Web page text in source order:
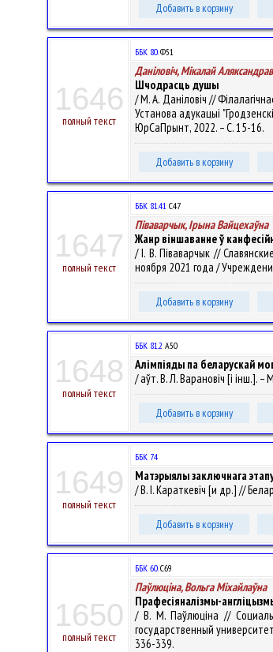
Добавить в корзину
1646
полный текст
ББК 80.Ф51
Даніловіч, Мікалай
Шчодрасць душы
/ М. А. Даніловіч //
Установа адукацыі
ЮрСаПрынт, 2022. – С. 15-16.
Добавить в корзину
1647
полный текст
ББК 81.41 С47
Піваварчык, Ірына Вайцехаўна
Жанр віншаванне ў
/ І. В. Піваварчык //
ноября 2021 года /
Добавить в корзину
1648
полный текст
ББК 81.2 А50
Алімпіяды па беларускай
/ аўт. В. Л. Варановіч [і інш.]. –
Добавить в корзину
1649
полный текст
ББК 74
Матэрыялы заключнага
/ В. І. Караткевіч [и др.] //
Добавить в корзину
1650
полный текст
ББК 60.С69
Паўлюціна, Вольга Міхайлаўна
Прафесіяналізмы-
/ В. М. Паўлюціна //
государственный
336-339.